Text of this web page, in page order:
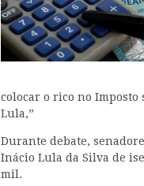
colocar o rico no Imposto
Lula,”
Durante debate,
Inácio Lula da Silva de
mil.